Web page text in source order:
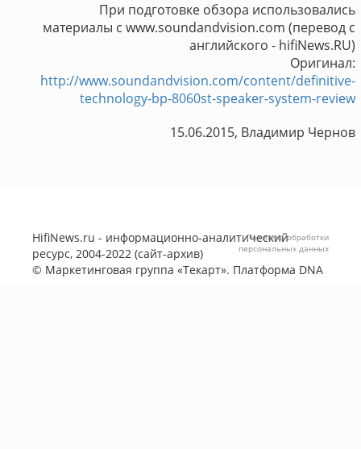
При подготовке обзора использовались
материалы с www.soundandvision.com (перевод с
английского - hifiNews.RU)
Оригинал:
http://www.soundandvision.com/content/definitive-
technology-bp-8060st-speaker-system-review
15.06.2015, Владимир Чернов
HifiNews.ru - информационно-аналитический
ресурс, 2004-2022 (сайт-архив)
© Маркетинговая группа «Текарт». Платформа DNA
Политика обработки
персональных данных